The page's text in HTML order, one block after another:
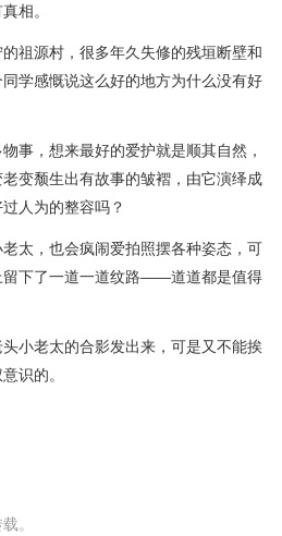
相。
祖源村，很多年久失修的残垣断壁和
学感慨说这么好的地方为什么没有好
事，想来最好的爱护就是顺其自然，
变颓生出有故事的皱褶，由它演绎成
人为的整容吗？
太，也会疯闹爱拍照摆各种姿态，可
留下了一道一道纹路——道道都是值得
小老太的合影发出来，可是又不能挨
识的。
。